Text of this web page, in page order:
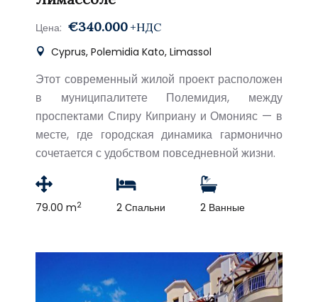
Цена: €340.000 +НДС
Cyprus, Polemidia Kato, Limassol
Этот современный жилой проект расположен
в муниципалитете Полемидия, между
проспектами Спиру Киприану и Омонияс — в
месте, где городская динамика гармонично
сочетается с удобством повседневной жизни.
79.00 m2 2 Спальни 2 Ванные